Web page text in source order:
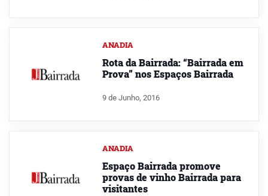
ANADIA
Rota da Bairrada: “Bairrada em
Prova” nos Espaços Bairrada
9 de Junho, 2016
ANADIA
Espaço Bairrada promove
provas de vinho Bairrada para
visitantes